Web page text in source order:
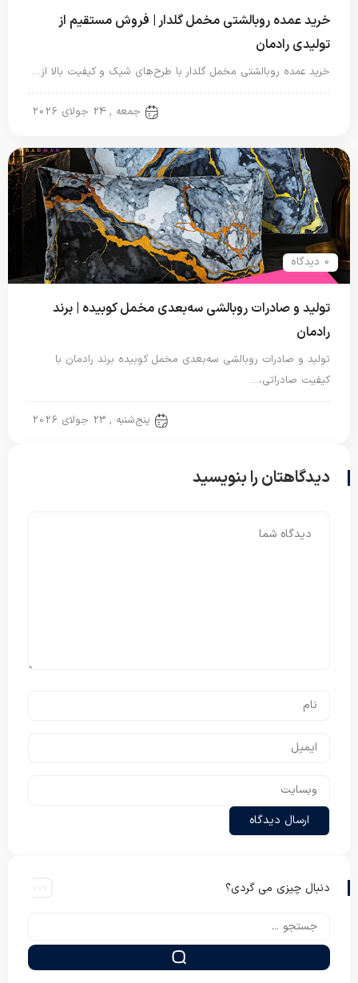
خرید عمده روبالشتی مخمل گلدار | فروش مستقیم از
تولیدی رادمان
خرید عمده روبالشتی مخمل گلدار با طرح‌های شیک و کیفیت بالا از…
جمعه , 24 جولای 2026
0 دیدگاه
تولید و صادرات روبالشی سه‌بعدی مخمل کوبیده | برند
رادمان
تولید و صادرات روبالشی سه‌بعدی مخمل کوبیده برند رادمان با
کیفیت صادراتی،…
پنج‌شنبه , 23 جولای 2026
دیدگاهتان را بنویسید
دنبال چیزی می گردی؟